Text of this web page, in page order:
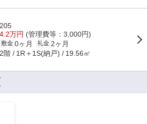
205
4.2万円 (管理費等：3,000円)
敷金 0ヶ月 礼金 2ヶ月
2階 1R＋1S(納戸) 19.56㎡